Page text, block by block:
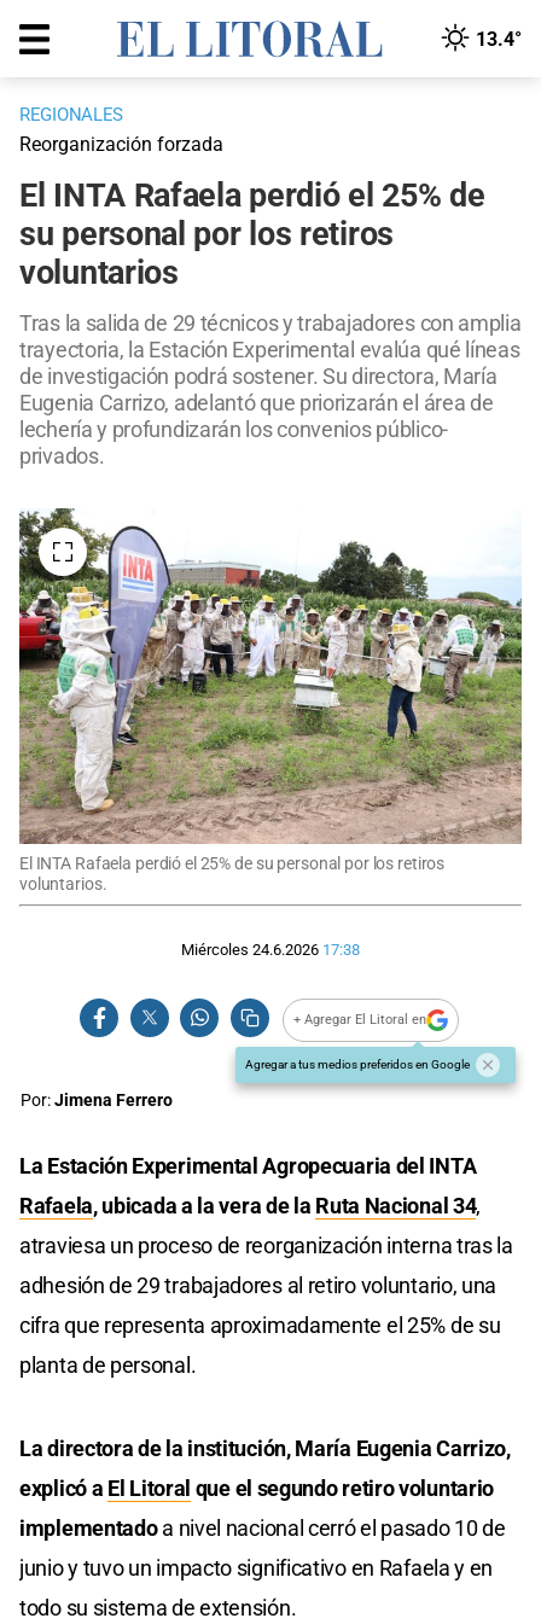
13.4°
REGIONALES
Reorganización forzada
El INTA Rafaela perdió el 25% de
su personal por los retiros
voluntarios
Tras la salida de 29 técnicos y trabajadores con amplia
trayectoria, la Estación Experimental evalúa qué líneas
de investigación podrá sostener. Su directora, María
Eugenia Carrizo, adelantó que priorizarán el área de
lechería y profundizarán los convenios público-
privados.
El INTA Rafaela perdió el 25% de su personal por los retiros
voluntarios.
Miércoles 24.6.2026 17:38
+ Agregar El Litoral en
Agregar a tus medios preferidos en Google
Por:Jimena Ferrero
La Estación Experimental Agropecuaria del INTA
Rafaela, ubicada a la vera de la Ruta Nacional 34,
atraviesa un proceso de reorganización interna tras la
adhesión de 29 trabajadores al retiro voluntario, una
cifra que representa aproximadamente el 25% de su
planta de personal.
La directora de la institución, María Eugenia Carrizo,
explicó a El Litoral que el segundo retiro voluntario
implementadoa nivel nacional cerró el pasado 10 de
junio y tuvo un impacto significativo en Rafaela y en
todo su sistema de extensión.